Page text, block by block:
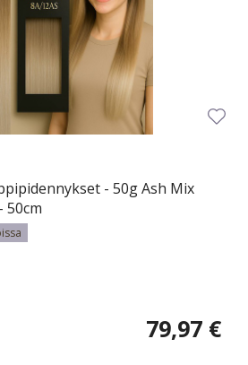
- 50g Ash Mix
50cm
79,97 €